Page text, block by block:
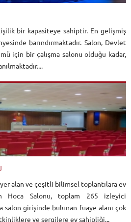
bir kapasiteye sahiptir. En gelişmiş
barındırmaktadır. Salon, Devlet
için bir çalışma salonu olduğu kadar,
alan ve çeşitli bilimsel toplantılara ev
Hoca Salonu, toplam 265 izleyici
salon girişinde bulunan fuaye alanı çok
ve sergilere ev sahipliği...